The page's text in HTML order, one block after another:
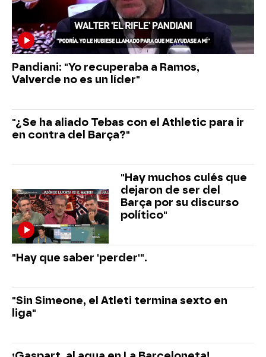
Pandiani: "Yo recuperaba a Ramos,
Valverde no es un líder"
"¿Se ha aliado Tebas con el Athletic para ir
en contra del Barça?"
"Hay muchos culés que
dejaron de ser del
Barça por su discurso
político"
"Hay que saber 'perder'".
"Sin Simeone, el Atleti termina sexto en
liga"